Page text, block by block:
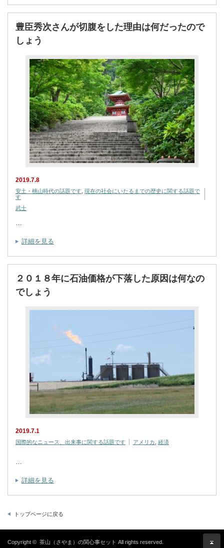
豊臣秀次さんが切腹をした理由は何だったので
しょう
2019.7.8
安土・桃山時代の話題です 現在の社会にいたるまでの歴史に関する話題で
す
武士
詳細を見る
２０１８年に石油価格が下落した原因は何なの
でしょう
2019.7.1
国際的なニュース、出来事に関する話題です アメリカ 経済
…
詳細を見る
トップページに戻る
Copyright © 茶山（さやま）の関心事セット All rights reserved.